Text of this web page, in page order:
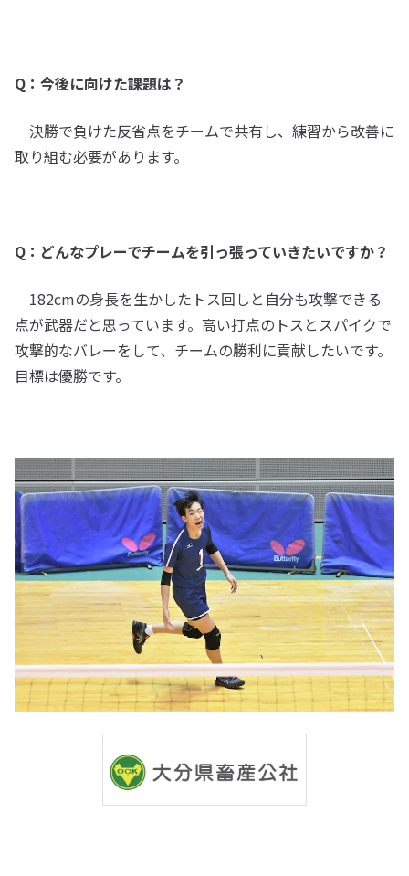
Q：今後に向けた課題は？
決勝で負けた反省点をチームで共有し、練習から改善に
取り組む必要があります。
Q：どんなプレーでチームを引っ張っていきたいですか？
182cmの身長を生かしたトス回しと自分も攻撃できる
点が武器だと思っています。高い打点のトスとスパイクで
攻撃的なバレーをして、チームの勝利に貢献したいです。
目標は優勝です。